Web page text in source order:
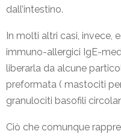
dall’intestino.
In molti altri casi, invece,
immuno-allergici IgE-
liberarla da alcune
preformata ( mastociti
granulociti basofili
Ciò che comunque